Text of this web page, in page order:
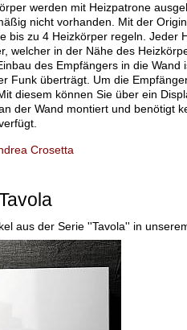
werden mit Heizpatrone
nicht vorhanden. Mit der
bis zu 4 Heizkörper regeln. Jeder
welcher in der Nähe des
des Empfängers in die
Funk überträgt. Um die
diesem können Sie über ein
der Wand montiert und benötigt
Crosetta
aus der Serie ''Tavola'' in